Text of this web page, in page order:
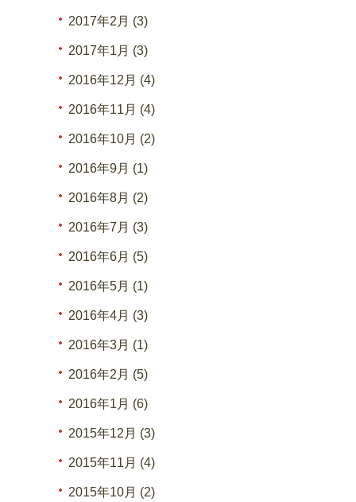
2017年2月 (3)
2017年1月 (3)
2016年12月 (4)
2016年11月 (4)
2016年10月 (2)
2016年9月 (1)
2016年8月 (2)
2016年7月 (3)
2016年6月 (5)
2016年5月 (1)
2016年4月 (3)
2016年3月 (1)
2016年2月 (5)
2016年1月 (6)
2015年12月 (3)
2015年11月 (4)
2015年10月 (2)